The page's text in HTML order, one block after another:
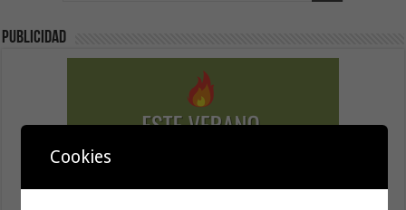
Publicidad
Cookies